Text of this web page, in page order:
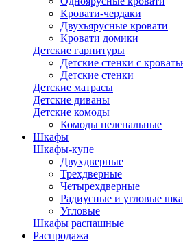
Кровати-чердаки
Двухъярусные кровати
Кровати домики
Детские гарнитуры
Детские стенки с
Детские стенки
Детские матрасы
Детские диваны
Детские комоды
Комоды пеленальные
Шкафы
Шкафы-купе
Двухдверные
Трехдверные
Четырехдверные
Радиусные и угловые
Угловые
Шкафы распашные
Распродажа